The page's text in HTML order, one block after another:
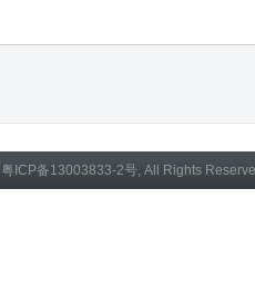
粤ICP备13003833-2号, All Rights